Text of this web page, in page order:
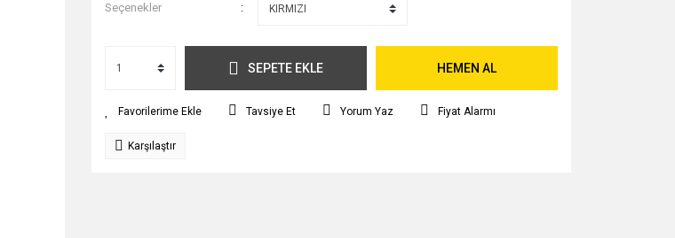
Seçenekler
SEPETE EKLE HEMEN AL
Tavsiye Et Yorum Yaz Fiyat Alarmı
Karşılaştır